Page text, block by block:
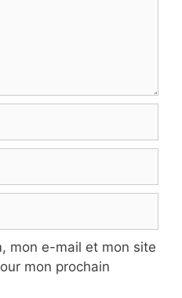
mon e-mail et mon site
mon prochain